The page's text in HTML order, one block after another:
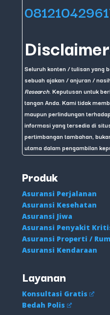
Seluruh konten / tulisan yang
sebuah ajakan / anjuran /
Research . Keputusan untuk
tangan Anda. Kami tidak
maupun perlindungan
informasi yang tersedia di
pertimbangan tambahan,
utama dalam pengambilan
Produk
Asuransi Perjalanan
Asuransi Kesehatan
Asuransi Jiwa
Asuransi Penyakit
Asuransi Properti /
Asuransi Kendaraan
Layanan
Konsultasi Gratis
Bedah Polis